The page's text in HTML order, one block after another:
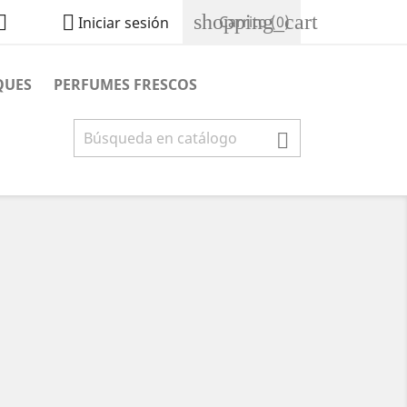
 Iniciar sesión shopping_cart
Carrito(0)
PERFUMES FRESCOS
